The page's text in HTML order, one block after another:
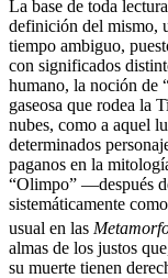
La base de toda
definición del mismo,
tiempo ambiguo,
con significados
humano, la noción de
gaseosa que rodea la
nubes, como a aquel
determinados
paganos en la
“Olimpo” —después
sistemáticamente
usual en las
almas de los justos
su muerte tienen